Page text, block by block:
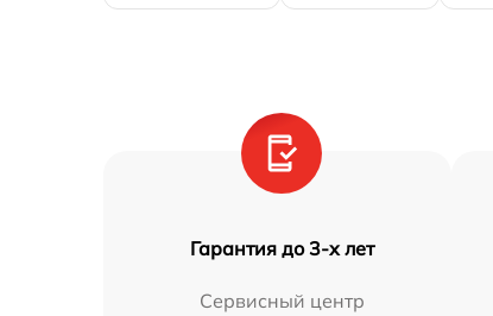
Гарантия до 3-х лет
Сервисный центр